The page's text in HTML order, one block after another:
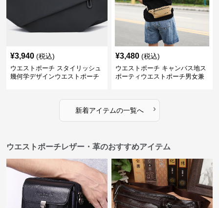
¥3,940 (税込)
ウエストポーチ スタイリッシュ
幾何学デザインウエストポーチ
¥3,480 (税込)
ウエストポーチ キャンバス地ス
ポーティウエストポーチ男女兼
新着アイテムの一覧へ ›
ウエストポーチレザー・革のおすすめアイテム